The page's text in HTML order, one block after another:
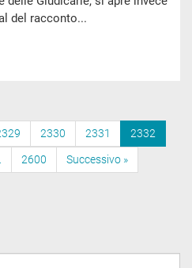
del racconto...
2330 2331 2332
2600 Successivo »